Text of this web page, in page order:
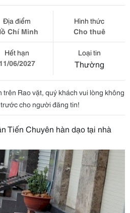
Địa điểm
Chí Minh
Hình thức
Cho thuê
Hết hạn
11/06/2027
Loại tin
Thường
Rao vặt, quý khách vui lòng không
cho người đăng tin!
Tiến Chuyên hàn dạo tại nhà